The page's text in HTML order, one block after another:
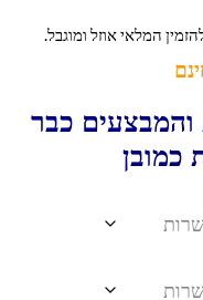
המלאי אוזל ומוגבל.
כבר
כמובן